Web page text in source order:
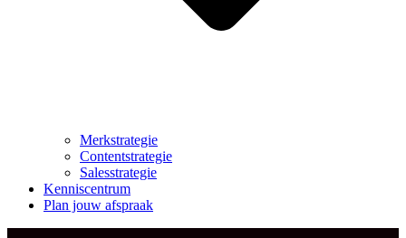
Merkstrategie
Contentstrategie
Salesstrategie
Kenniscentrum
Plan jouw afspraak